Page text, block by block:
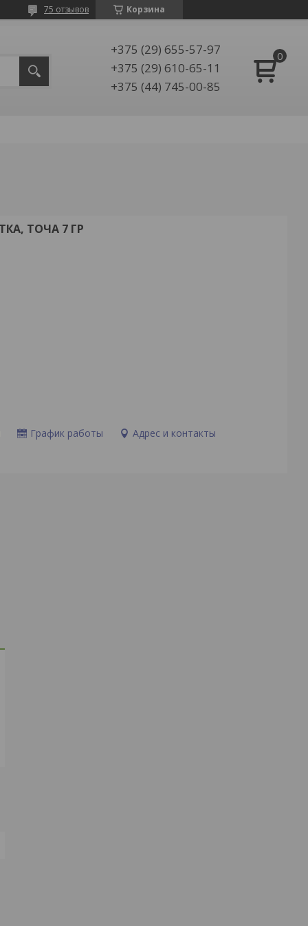
Корзина
75 отзывов
+375 (29) 655-57-97
+375 (29) 610-65-11
+375 (44) 745-00-85
ТОЧА 7 ГР
График работы Адрес и контакты